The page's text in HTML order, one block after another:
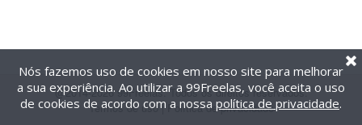
@2014-2026 99Freelas. Todos os direitos reservados.
Termos de uso| Política de privacidade
Nós fazemos uso de cookies em nosso site para melhorar
a sua experiência. Ao utilizar a 99Freelas, você aceita o uso
de cookies de acordo com a nossa política de privacidade.